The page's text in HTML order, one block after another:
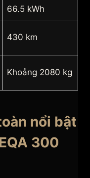
66.5 kWh
430 km
Khoảng 2080 kg
nổi bật
300